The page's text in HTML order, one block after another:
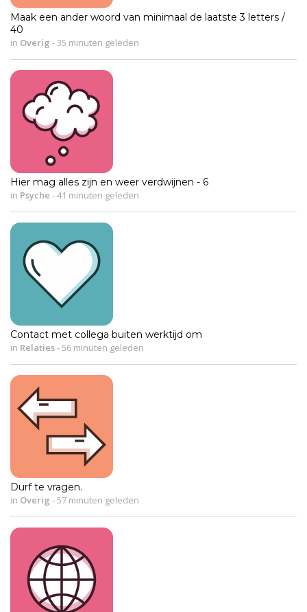
Maak een ander woord van minimaal de laatste 3 letters /
40
in Overig - 35 minuten geleden
Hier mag alles zijn en weer verdwijnen - 6
in Psyche -41 minuten geleden
Contact met collega buiten werktijd om
in Relaties-56 minuten geleden
Durf te vragen.
in Overig -57 minuten geleden